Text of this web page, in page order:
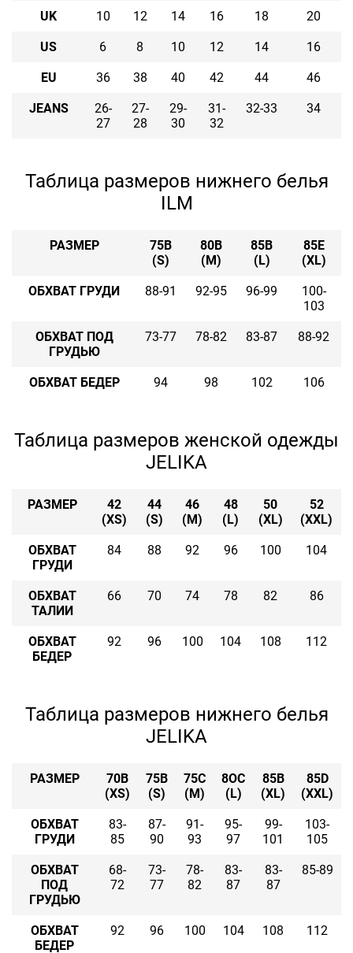
UK 10 12 14 16 18 20
US 6 8 10 12 14 16
EU 36 38 40 42 44 46
JEANS
26-
27
27-
28
29-
30
31-
32
32-33 34
Таблица размеров нижнего белья
ILM
РАЗМЕР
75B
(S)
80B
(M)
85B
(L)
85E
(XL)
ОБХВАТ ГРУДИ 88-91 92-95 96-99
100-
103
ОБХВАТ ПОД
ГРУДЬЮ
73-77 78-82 83-87 88-92
ОБХВАТ БЕДЕР 94 98 102 106
Таблица размеров женской одежды
JELIKA
РАЗМЕР
42
(XS)
44
(S)
46
(M)
48
(L)
50
(XL)
52
(XXL)
ОБХВАТ
ГРУДИ
84 88 92 96 100 104
ОБХВАТ
ТАЛИИ
66 70 74 78 82 86
ОБХВАТ
БЕДЕР
92 96 100 104 108 112
Таблица размеров нижнего белья
JELIKA
РАЗМЕР
70B
(XS)
75B
(S)
75C
(M)
8OC
(L)
85B
(XL)
85D
(XXL)
ОБХВАТ
ГРУДИ
83-
85
87-
90
91-
93
95-
97
99-
101
103-
105
ОБХВАТ
ПОД
ГРУДЬЮ
68-
72
73-
77
78-
82
83-
87
83-
87
85-89
ОБХВАТ
БЕДЕР
92 96 100 104 108 112